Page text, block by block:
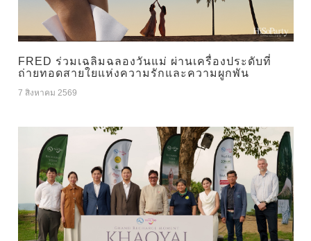
FRED ร่วมเฉลิมฉลองวันแม่ ผ่านเครื่องประดับที่
ถ่ายทอดสายใยแห่งความรักและความผูกพัน
7 สิงหาคม 2569